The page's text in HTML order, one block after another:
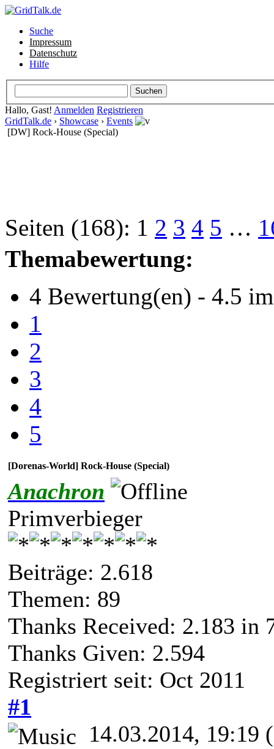
Suche
Impressum
Datenschutz
Hilfe
Hallo, Gast! Anmelden Registrieren
GridTalk.de › Showcase › Events
[DW] Rock-House (Special)
Seiten (168): 1 2 3 4 5 …
Themabewertung:
4 Bewertung(en) - 4.5
1
2
3
4
5
[Dorenas-World] Rock-House (Special)
Anachron
Primverbieger
Beiträge: 2.618
Themen: 89
Thanks Received: 2.183 in
Thanks Given: 2.594
Registriert seit: Oct 2011
#1
14.03.2014, 19:19